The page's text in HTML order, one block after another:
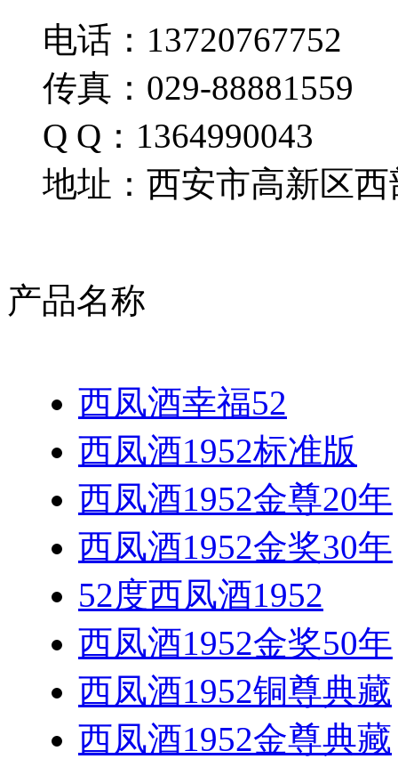
电话：13720767752
传真：029-88881559
Q Q：1364990043
地址：西安市高新区西
产品名称
西凤酒幸福52
西凤酒1952标准版
西凤酒1952金尊20年
西凤酒1952金奖30年
52度西凤酒1952
西凤酒1952金奖50年
西凤酒1952铜尊典藏
西凤酒1952金尊典藏